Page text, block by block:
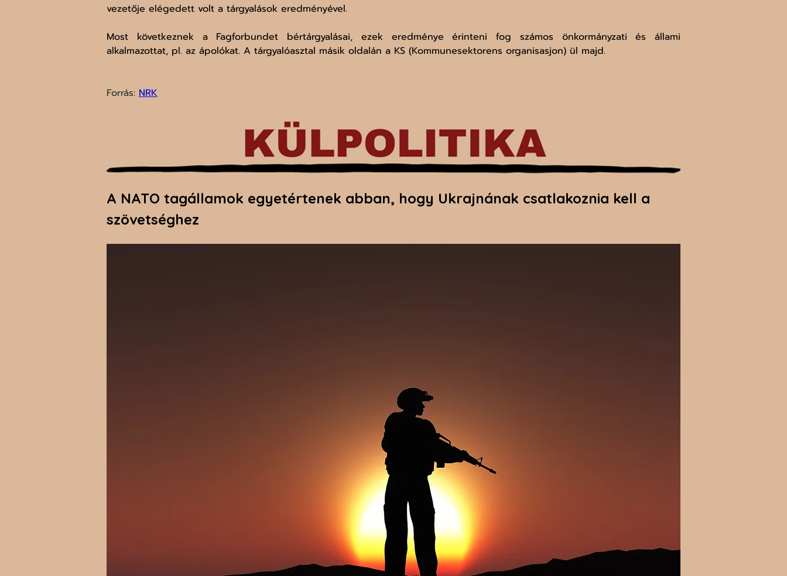
vezetője elégedett volt a tárgyalások eredményével.
Most következnek a Fagforbundet bértárgyalásai, ezek eredménye érinteni fog számos önkormányzati és állami
alkalmazottat, pl. az ápolókat. A tárgyalóasztal másik oldalán a KS (Kommunesektorens organisasjon) ül majd.
Forrás: NRK
A NATO tagállamok egyetértenek abban, hogy Ukrajnának csatlakoznia kell a
szövetséghez